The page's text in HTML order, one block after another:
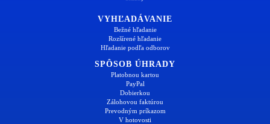
VYHĽADÁVANIE
Bežné hľadanie
Rozšírené hľadanie
Hľadanie podľa odborov
SPÔSOB ÚHRADY
Platobnou kartou
PayPal
Dobierkou
Zálohovou faktúrou
Prevodným príkazom
V hotovosti